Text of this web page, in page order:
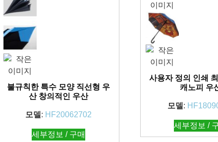
불규칙한 특수 모양 직선형 우
산 창의적인 우산
모델 : HF20062702
세부정보 / 구매
사용자 정의 인쇄
캐노피 우
모델 :
세부정보 /